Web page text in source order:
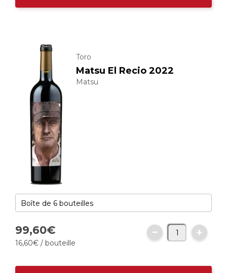
Toro
Matsu El Recio 2022
Matsu
99,60€
16,60€ / bouteille